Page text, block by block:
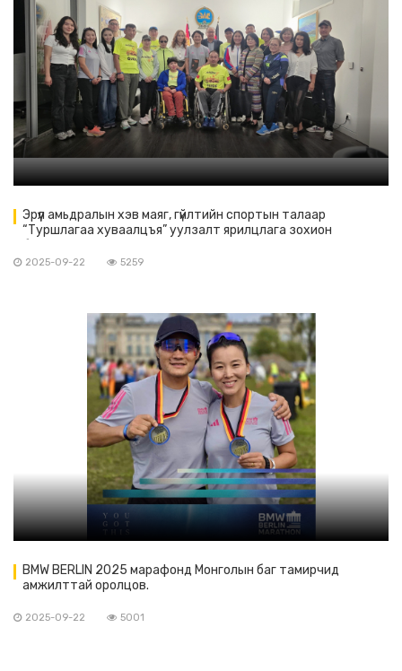
Эрүүл амьдралын хэв маяг, гүйлтийн спортын талаар
“Туршлагаа хуваалцъя” уулзалт ярилцлага зохион
2025-09-22 5259
BMW BERLIN 2025 марафонд Монголын баг тамирчид
амжилттай оролцов.
2025-09-22 5001